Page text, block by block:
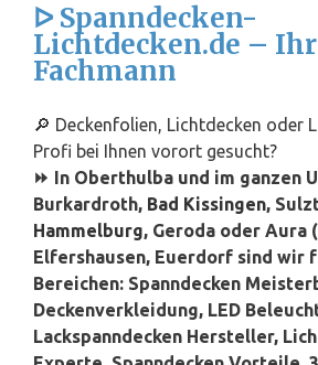
ᐅ Spanndecken-
Lichtdecken.de – Ihr
Fachmann
🔎 Deckenfolien, Lichtdecken oder
Profi bei Ihnen vorort gesucht?
⏩ In Oberthulba und im ganzen
Burkardroth, Bad Kissingen,
Hammelburg, Geroda oder Aura
Elfershausen, Euerdorf sind wir
Bereichen: Spanndecken
Deckenverkleidung, LED
Lackspanndecken Hersteller,